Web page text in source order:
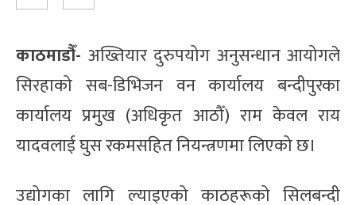
काठमाडौँ- अख्तियार दुरुपयोग अनुसन्धान आयोगले
सिरहाको सब-डिभिजन वन कार्यालय बन्दीपुरका
कार्यालय प्रमुख (अधिकृत आठौँ) राम केवल राय
यादवलाई घुस रकमसहित नियन्त्रणमा लिएको छ।
उद्योगका लागि ल्याइएको काठहरूको सिलबन्दी